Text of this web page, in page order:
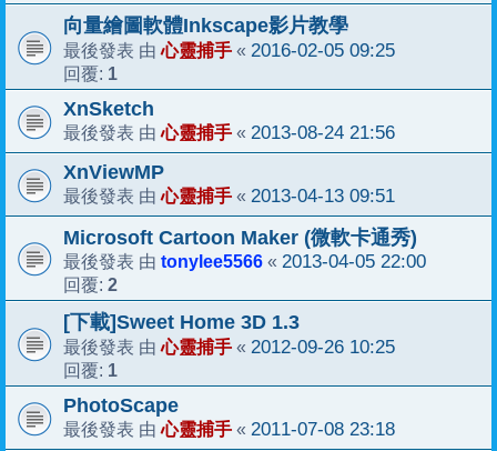
向量繪圖軟體Inkscape影片教學
最後發表 由心靈捕手 « 2016-02-05 09:25
回覆: 1
XnSketch
最後發表 由心靈捕手 « 2013-08-24 21:56
XnViewMP
最後發表 由心靈捕手 « 2013-04-13 09:51
Microsoft Cartoon Maker (微軟卡通秀)
最後發表 由 tonylee5566 « 2013-04-05 22:00
回覆: 2
[下載]Sweet Home 3D 1.3
最後發表 由心靈捕手 « 2012-09-26 10:25
回覆: 1
PhotoScape
最後發表 由心靈捕手 « 2011-07-08 23:18